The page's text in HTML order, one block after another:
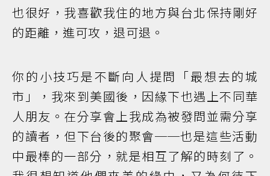
也很好，我喜歡我住的地方與台北保持剛好
的距離，進可攻，退可退。
你的小技巧是不斷向人提問「最想去的城
市」，我來到美國後，因緣下也遇上不同華
人朋友。在分享會上我成為被發問並需分享
的讀者，但下台後的聚會──也是這些活動
中最棒的一部分，就是相互了解的時刻了。